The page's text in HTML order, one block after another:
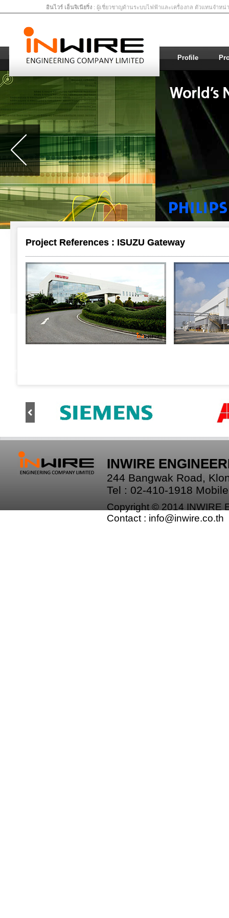
อินไวร์ เอ็นจิเนียริ่ง : ผู้เชี่ยวชาญด้านระบบไฟฟ้าและเครื่องกล ตัวแทนจำห
Profile
Project References : ISUZU Gateway
INWIRE
244 Bangwak Road,
Tel : 02-410-1918
Copyright © 2014 INWIRE
Contact : info@inwire.co.th